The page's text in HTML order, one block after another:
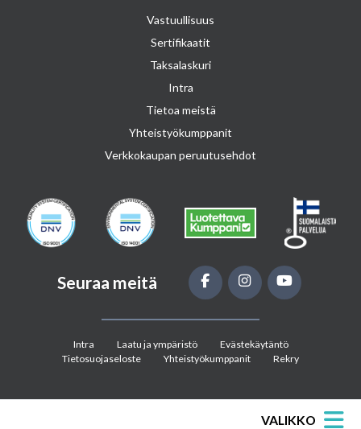
VALIKKO
Vastuullisuus
Sertifikaatit
Taksalaskuri
Intra
Tietoa meistä
Yhteistyökumppanit
Verkkokaupan peruutusehdot
Seuraa meitä
Intra Laatu ja ympäristö
Evästekäytäntö
Tietosuojaseloste
Yhteistyökumppanit Rekry